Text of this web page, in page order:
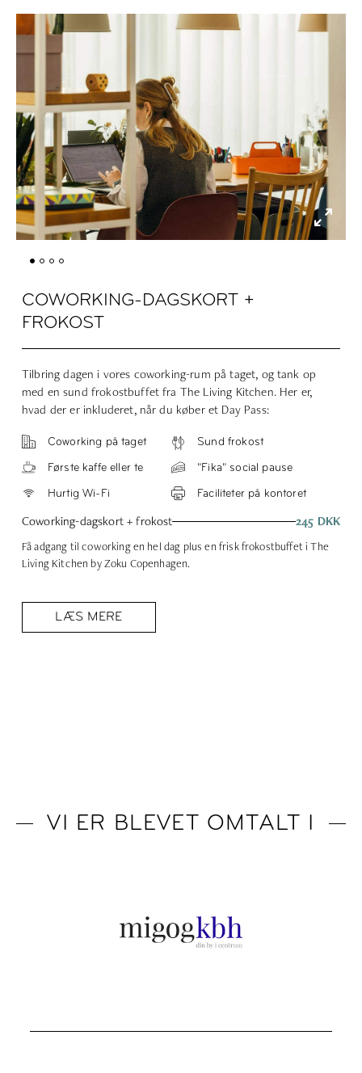
COWORKING-DAGSKORT +
FROKOST
Tilbring dagen i vores coworking-rum på taget, og tank op
med en sund frokostbuffet fra The Living Kitchen. Her er,
hvad der er inkluderet, når du køber et Day Pass:
Coworking på taget Sund frokost
Første kaffe eller te "Fika" social pause
Hurtig Wi-Fi Faciliteter på kontoret
Coworking-dagskort + frokost 245 DKK
Få adgang til coworking en hel dag plus en frisk frokostbuffet i The
Living Kitchen by Zoku Copenhagen.
LÆS MERE
VI ER BLEVET OMTALT I